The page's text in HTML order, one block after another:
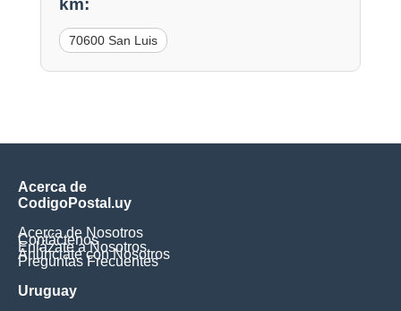
km:
70600 San Luis
Acerca de
CodigoPostal.uy
Acerca de Nosotros
Contáctenos
Enlázate a Nosotros
Anúnciate con Nosotros
Preguntas Frecuentes
Uruguay